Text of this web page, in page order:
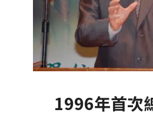
1996年首次